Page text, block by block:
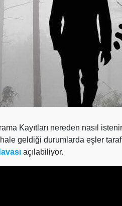
Kayıtları nereden nasıl
geldiği durumlarda eşler
açılabiliyor.